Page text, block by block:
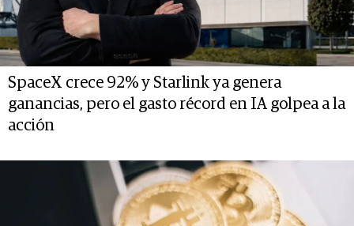
SpaceX crece 92% y Starlink ya genera
ganancias, pero el gasto récord en IA golpea a la
acción